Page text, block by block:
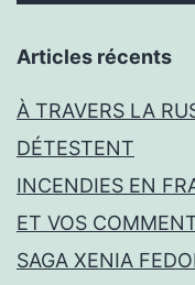
Articles récents
À TRAVERS LA
DÉTESTENT
INCENDIES EN
ET VOS
SAGA XENIA